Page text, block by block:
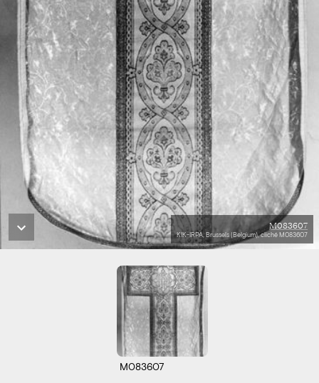
M083607
KIK-IRPA, Brussels (Belgium), cliché M083607
M083607